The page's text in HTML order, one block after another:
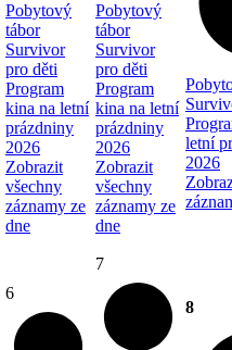
Pobytový
tábor
Survivor
pro děti
Program
kina na letní
prázdniny
2026
Zobrazit
všechny
záznamy ze
dne
Pobytový
tábor
Survivor
pro děti
Program
kina na letní
prázdniny
2026
Zobrazit
všechny
záznamy ze
dne
letní
2026
6
7
8